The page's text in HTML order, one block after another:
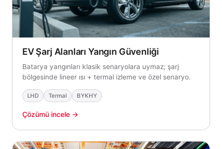
EV Şarj Alanları Yangın Güvenliği
Batarya yangınları klasik senaryolara uymaz; şarj
bölgesinde lineer ısı + termal izleme ve özel senaryo.
LHD Termal BYKHY
Çözümü incele →